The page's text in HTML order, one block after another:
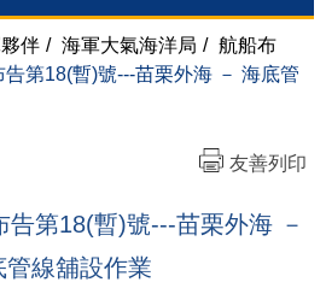
伴 / 海軍大氣海洋局 / 航船布
第18(暫)號---苗栗外海 － 海底管
友善列印
告第18(暫)號---苗栗外海 －
管線舖設作業